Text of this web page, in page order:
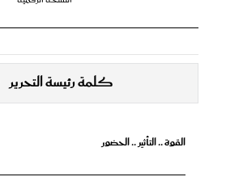
كلمة رئيسة التحرير
القوة .. التأثير .. الحضور